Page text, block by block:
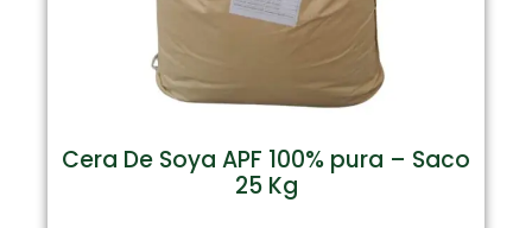
Cera De Soya APF 100% pura – Saco
25 Kg